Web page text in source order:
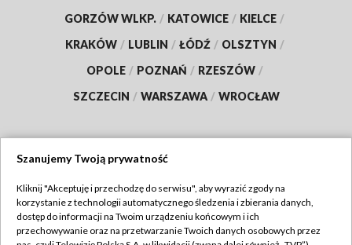
GORZÓW WLKP. / KATOWICE / KIELCE /
KRAKÓW / LUBLIN / ŁÓDŹ / OLSZTYN /
OPOLE / POZNAŃ / RZESZÓW /
SZCZECIN / WARSZAWA / WROCŁAW
TVP
Abonament TVP
Regulamin TVP
Szanujemy Twoją prywatność
Kliknij "Akceptuję i przechodzę do serwisu", aby wyrazić zgody na
korzystanie z technologii automatycznego śledzenia i zbierania danych,
dostęp do informacji na Twoim urządzeniu końcowym i ich
przechowywanie oraz na przetwarzanie Twoich danych osobowych przez